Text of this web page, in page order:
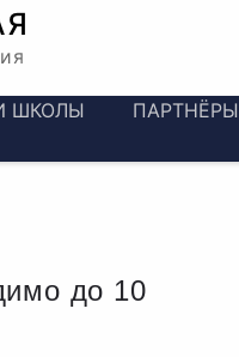
ШКОЛЫ ПАРТНЁРЫ
до 10